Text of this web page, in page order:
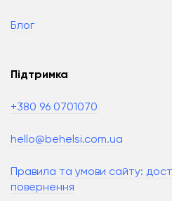
Блог
Підтримка
+380 96 0701070
hello@behelsi.com.ua
Правила та умови сайту:
повернення